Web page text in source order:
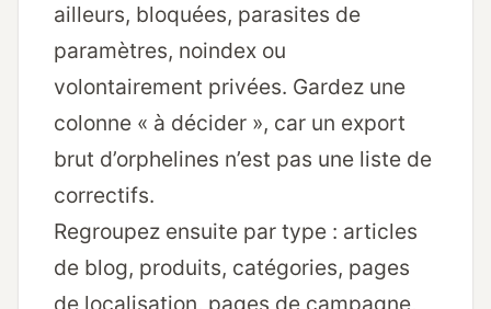
ailleurs, bloquées, parasites de
paramètres, noindex ou
volontairement privées. Gardez une
colonne « à décider », car un export
brut d’orphelines n’est pas une liste de
correctifs.
Regroupez ensuite par type : articles
de blog, produits, catégories, pages